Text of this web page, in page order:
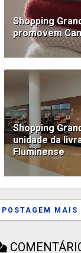
Shopping
promovem
Shopping
unidade da
Fluminense
POSTAGEM MAIS